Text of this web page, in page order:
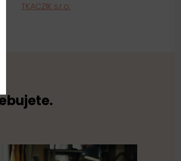
TKACZIK s.r.o.